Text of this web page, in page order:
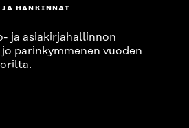
HANKINNAT
ja asiakirjahallinnon
parinkymmenen vuoden